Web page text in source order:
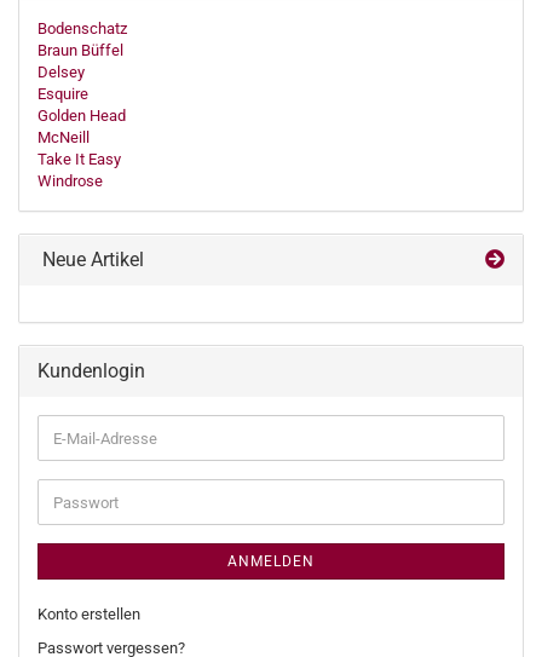
Bodenschatz
Braun Büffel
Delsey
Esquire
Golden Head
McNeill
Take It Easy
Windrose
Neue Artikel
Kundenlogin
E-
Mail-
Adresse
Passwort
ANMELDEN
Konto erstellen
Passwort vergessen?